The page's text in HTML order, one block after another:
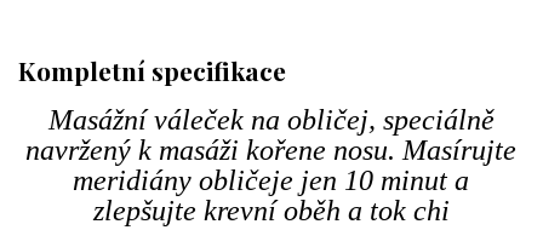
Kompletní specifikace
Masážní váleček na obličej, speciálně
navržený k masáži kořene nosu. Masírujte
meridiány obličeje jen 10 minut a
zlepšujte krevní oběh a tok chi